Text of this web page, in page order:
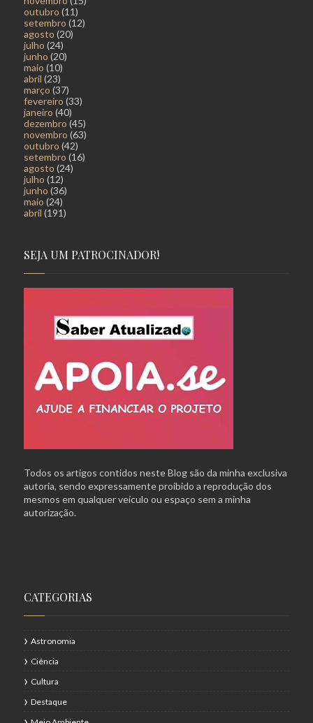
outubro (11)
setembro (12)
agosto (20)
julho (24)
junho (20)
maio (10)
abril (23)
março (37)
fevereiro (33)
janeiro (40)
dezembro (45)
novembro (63)
outubro (42)
setembro (16)
agosto (24)
julho (12)
junho (36)
maio (24)
abril (191)
SEJA UM PATROCINADOR!
Todos os artigos contidos neste Blog são da minha exclusiva
autoria, sendo expressamente proibido a reprodução dos
mesmos em qualquer veículo ou espaço sem a minha
autorização.
CATEGORIAS
Astronomia
Ciência
Cultura
Destaque